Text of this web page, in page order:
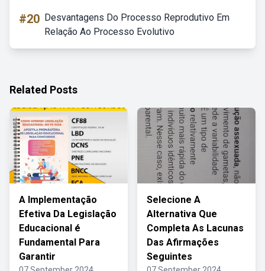
#20 Desvantagens Do Processo Reprodutivo Em
Relação Ao Processo Evolutivo
Related Posts
A Implementação
Efetiva Da Legislação
Educacional é
Fundamental Para
Garantir
Selecione A
Alternativa Que
Completa As Lacunas
Das Afirmações
Seguintes